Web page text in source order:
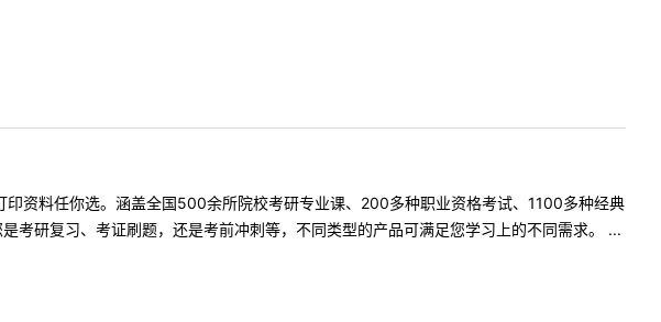
资料任你选。涵盖全国500余所院校考研专业课、200多种职业资格考试、1100多种经典
考研复习、考证刷题，还是考前冲刺等，不同类型的产品可满足您学习上的不同需求。 ...